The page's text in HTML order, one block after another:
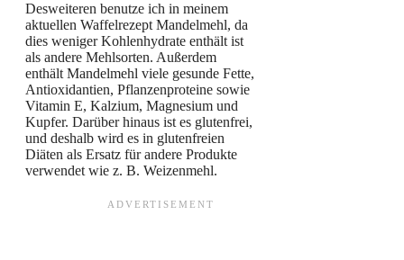
Desweiteren benutze ich in meinem
aktuellen Waffelrezept Mandelmehl, da
dies weniger Kohlenhydrate enthält ist
als andere Mehlsorten. Außerdem
enthält Mandelmehl viele gesunde Fette,
Antioxidantien, Pflanzenproteine ​​sowie
Vitamin E, Kalzium, Magnesium und
Kupfer. Darüber hinaus ist es glutenfrei,
und deshalb wird es in glutenfreien
Diäten als Ersatz für andere Produkte
verwendet wie z. B. Weizenmehl.